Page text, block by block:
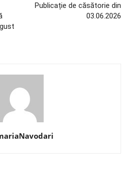
Publicație de căsătorie din
03.06.2026